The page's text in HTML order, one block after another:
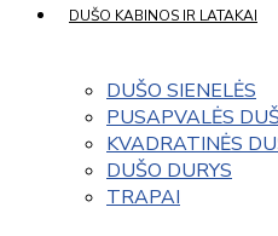
DUŠO KABINOS IR LATAKAI
DUŠO SIENELĖS
PUSAPVALĖS
KVADRATINĖS
DUŠO DURYS
TRAPAI